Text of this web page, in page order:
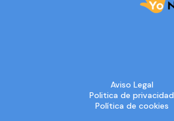
Aviso Legal
Politica de privacidad
Política de cookies